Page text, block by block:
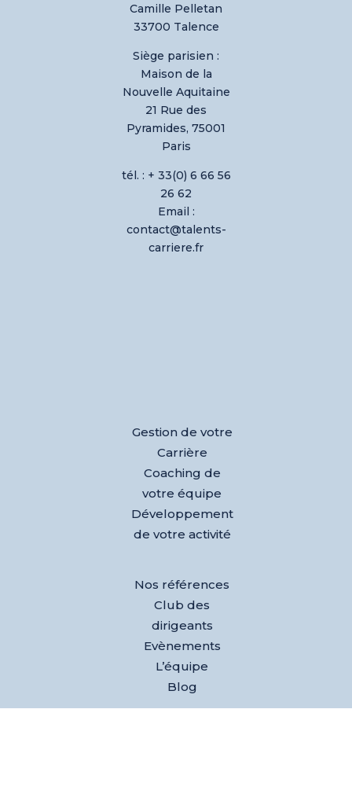
Camille Pelletan
33700 Talence
Siège parisien :
Maison de la
Nouvelle Aquitaine
21 Rue des
Pyramides, 75001
Paris
tél. : + 33(0) 6 66 56
26 62
Email :
contact@talents-
carriere.fr
Gestion de votre
Carrière
Coaching de
votre équipe
Développement
de votre activité
Nos références
Club des
dirigeants
Evènements
L’équipe
Blog